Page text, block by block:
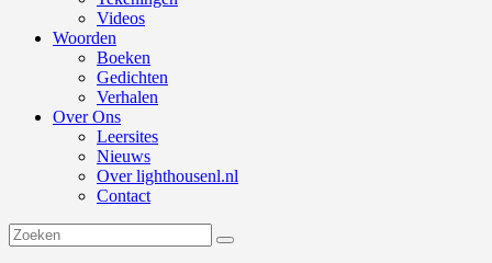
Videos
Woorden
Boeken
Gedichten
Verhalen
Over Ons
Leersites
Nieuws
Over lighthousenl.nl
Contact